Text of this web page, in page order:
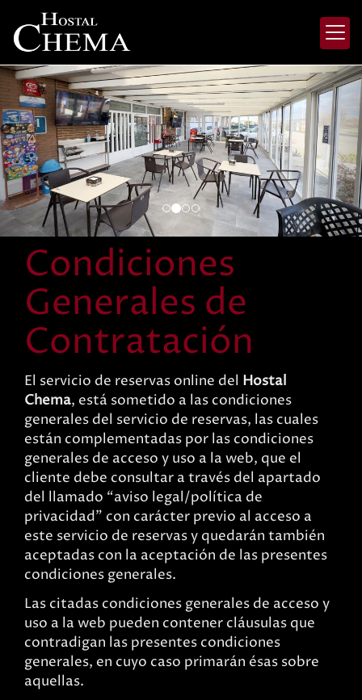
prev
Condiciones
Generales de
Contratación
El servicio de reservas online del Hostal
Chema, está sometido a las condiciones
generales del servicio de reservas, las cuales
están complementadas por las condiciones
generales de acceso y uso a la web, que el
cliente debe consultar a través del apartado
del llamado “aviso legal/política de
privacidad” con carácter previo al acceso a
este servicio de reservas y quedarán también
aceptadas con la aceptación de las presentes
condiciones generales.
Las citadas condiciones generales de acceso y
uso a la web pueden contener cláusulas que
contradigan las presentes condiciones
generales, en cuyo caso primarán ésas sobre
aquellas.